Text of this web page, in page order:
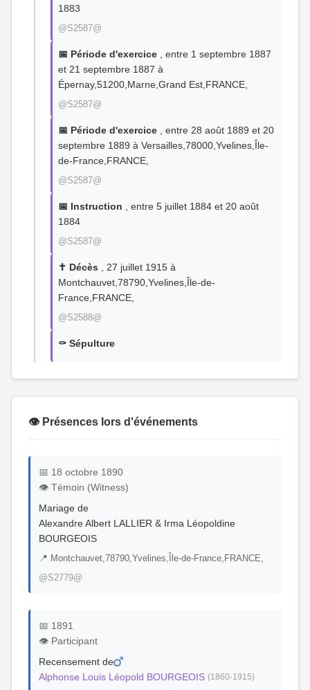
1883
@S2587@
📅 Période d'exercice , entre 1 septembre 1887
et 21 septembre 1887 à
Épernay,51200,Marne,Grand Est,FRANCE,
@S2587@
📅 Période d'exercice , entre 28 août 1889 et 20
septembre 1889 à Versailles,78000,Yvelines,Île-
de-France,FRANCE,
@S2587@
📅 Instruction , entre 5 juillet 1884 et 20 août
1884
@S2587@
✝️ Décès , 27 juillet 1915 à
Montchauvet,78790,Yvelines,Île-de-
France,FRANCE,
@S2588@
⚰️ Sépulture
👁️ Présences lors d'événements
📅 18 octobre 1890
👁️ Témoin (Witness)
Mariage de
Alexandre Albert LALLIER & Irma Léopoldine
BOURGEOIS
📍 Montchauvet,78790,Yvelines,Île-de-France,FRANCE,
@S2779@
📅 1891
👁️ Participant
Recensement de
Alphonse Louis Léopold BOURGEOIS (1860-1915)